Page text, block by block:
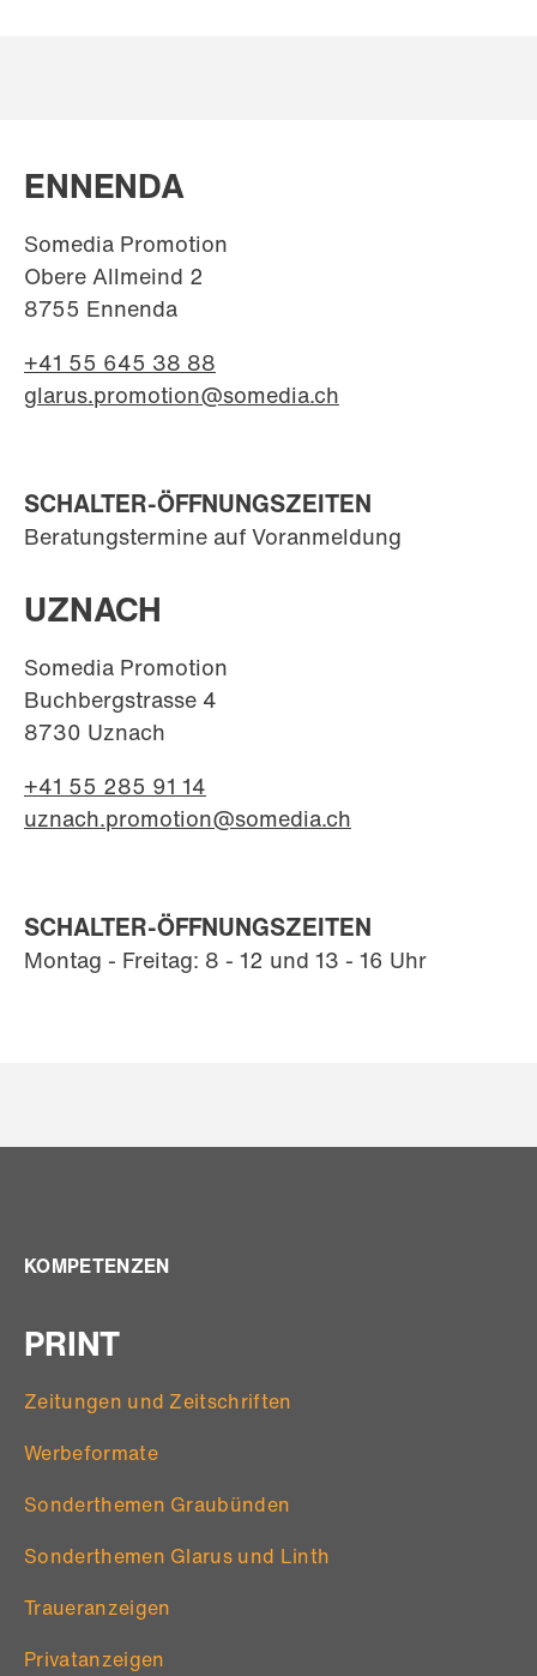
ENNENDA
Somedia Promotion
Obere Allmeind 2
8755 Ennenda
+41 55 645 38 88
glarus.promotion@somedia.ch
SCHALTER-ÖFFNUNGSZEITEN
Beratungstermine auf Voranmeldung
UZNACH
Somedia Promotion
Buchbergstrasse 4
8730 Uznach
+41 55 285 91 14
uznach.promotion@somedia.ch
SCHALTER-ÖFFNUNGSZEITEN
Montag - Freitag: 8 - 12 und 13 - 16 Uhr
KOMPETENZEN
PRINT
Zeitungen und Zeitschriften
Werbeformate
Sonderthemen Graubünden
Sonderthemen Glarus und Linth
Traueranzeigen
Privatanzeigen